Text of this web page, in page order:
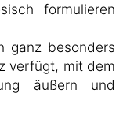
formulieren
ganz besonders
verfügt, mit dem
äußern und